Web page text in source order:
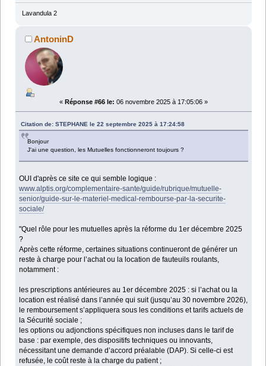
Lavandula 2
AntoninD
« Réponse #66 le: 06 novembre 2025 à 17:05:06 »
Citation de: STEPHANE le 22 septembre 2025 à 17:24:58
Bonjour
J'ai une question, les Mutuelles fonctionneront toujours ?
OUI d'après ce site ce qui semble logique :
www.alptis.org/complementaire-sante/guide/rubrique/mutuelle-
senior/guide-sur-le-materiel-medical-rembourse-par-la-securite-
sociale/
"Quel rôle pour les mutuelles après la réforme du 1er décembre 2025
?
Après cette réforme, certaines situations continueront de générer un
reste à charge pour l’achat ou la location de fauteuils roulants,
notamment :
les prescriptions antérieures au 1er décembre 2025 : si l’achat ou la
location est réalisé dans l’année qui suit (jusqu’au 30 novembre 2026),
le remboursement s’appliquera sous les conditions et tarifs actuels de
la Sécurité sociale ;
les options ou adjonctions spécifiques non incluses dans le tarif de
base : par exemple, des dispositifs techniques ou innovants,
nécessitant une demande d’accord préalable (DAP). Si celle-ci est
refusée, le coût reste à la charge du patient ;